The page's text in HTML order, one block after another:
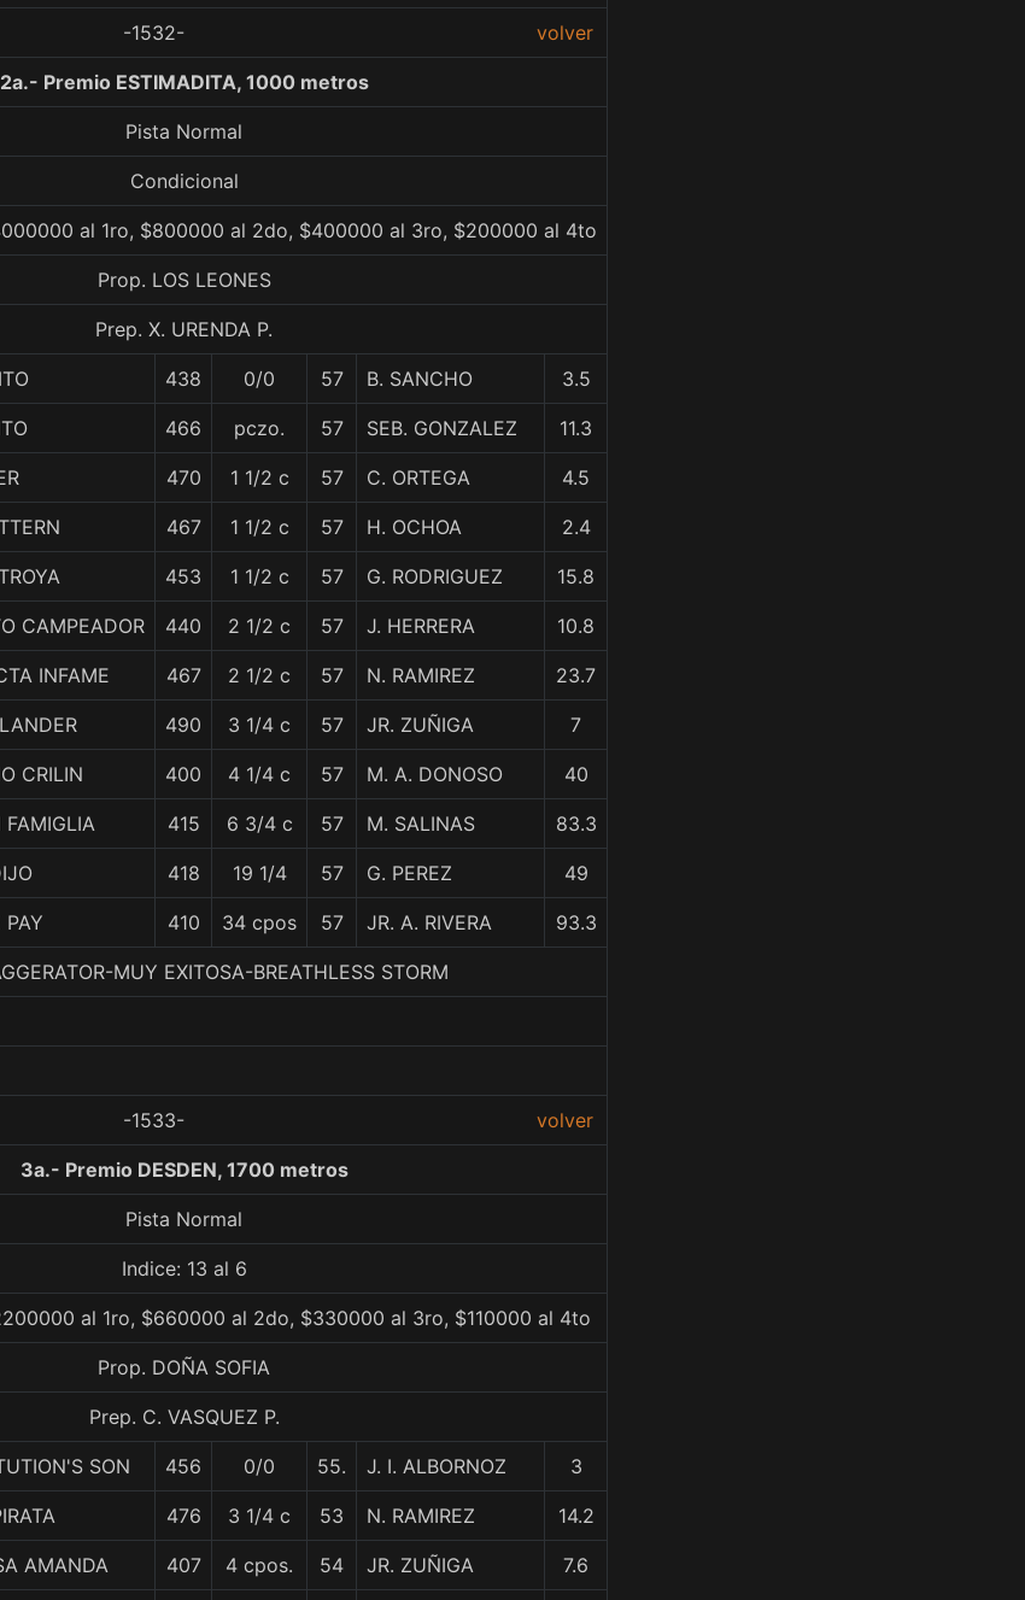
-1532- volver
2a.- Premio ESTIMADITA, 1000 metros
Pista Normal
Condicional
al 1ro, $800000 al 2do, $400000 al 3ro, $200000 al 4to
Prop. LOS LEONES
Prep. X. URENDA P.
438 0/0 57 B. SANCHO 3.5
466 pczo. 57 SEB. GONZALEZ 11.3
470 1 1/2 c 57 C. ORTEGA 4.5
467 1 1/2 c 57 H. OCHOA 2.4
453 1 1/2 c 57 G. RODRIGUEZ 15.8
CAMPEADOR 440 2 1/2 c 57 J. HERRERA 10.8
INFAME 467 2 1/2 c 57 N. RAMIREZ 23.7
490 3 1/4 c 57 JR. ZUÑIGA 7
CRILIN 400 4 1/4 c 57 M. A. DONOSO 40
FAMIGLIA 415 6 3/4 c 57 M. SALINAS 83.3
418 19 1/4 57 G. PEREZ 49
PAY 410 34 cpos 57 JR. A. RIVERA 93.3
MUY EXITOSA-BREATHLESS STORM
-1533- volver
3a.- Premio DESDEN, 1700 metros
Pista Normal
Indice: 13 al 6
al 1ro, $660000 al 2do, $330000 al 3ro, $110000 al 4to
Prop. DOÑA SOFIA
Prep. C. VASQUEZ P.
SON 456 0/0 55. J. I. ALBORNOZ 3
476 3 1/4 c 53 N. RAMIREZ 14.2
AMANDA 407 4 cpos. 54 JR. ZUÑIGA 7.6